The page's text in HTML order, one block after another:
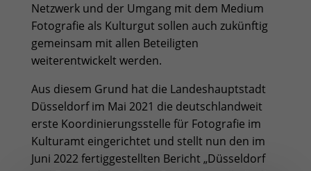
Netzwerk und der Umgang mit dem Medium
Fotografie als Kulturgut sollen auch zukünftig
gemeinsam mit allen Beteiligten
weiterentwickelt werden.
Aus diesem Grund hat die Landeshauptstadt
Düsseldorf im Mai 2021 die deutschlandweit
erste Koordinierungsstelle für Fotografie im
Kulturamt eingerichtet und stellt nun den im
Juni 2022 fertiggestellten Bericht„Düsseldorf